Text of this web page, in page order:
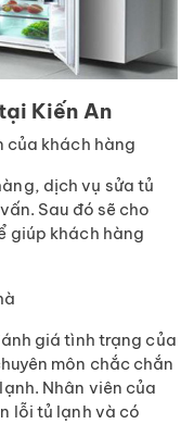
Kiến An
của khách hàng
dịch vụ sửa tủ
Sau đó sẽ cho
giúp khách hàng
giá tình trạng của
môn chắc chắn
Nhân viên của
lỗi tủ lạnh và có